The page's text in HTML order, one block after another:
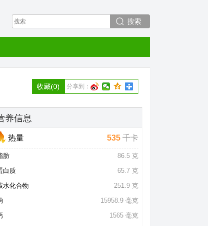
搜索
分享到：
收藏(0)
养信息
热量 535千卡
肪
86.5 克
白质
65.7 克
水化合物
251.9 克
15958.9 毫克
1565 毫克